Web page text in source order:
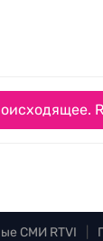
СМИ RTVI